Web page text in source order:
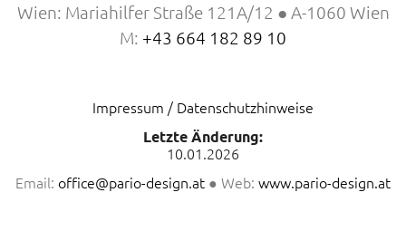
Wien: Mariahilfer Straße 121A/12 ● A-1060 Wien
M: +43 664 182 89 10
Impressum / Datenschutzhinweise
Letzte Änderung:
10.01.2026
Email: office@pario-design.at ● Web: www.pario-design.at